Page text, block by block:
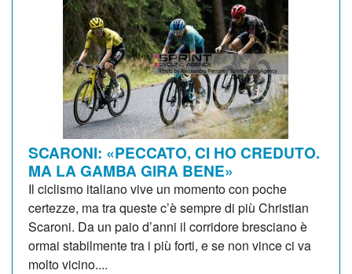
SCARONI: «PECCATO, CI HO CREDUTO.
MA LA GAMBA GIRA BENE»
Il ciclismo italiano vive un momento con poche
certezze, ma tra queste c’è sempre di più Christian
Scaroni. Da un paio d’anni il corridore bresciano è
ormai stabilmente tra i più forti, e se non vince ci va
molto vicino....